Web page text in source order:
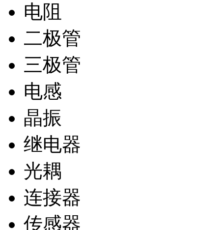
电阻
二极管
三极管
电感
晶振
继电器
光耦
连接器
传感器